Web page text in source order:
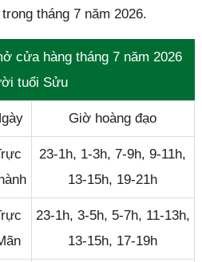
tháng 7 năm 2026.
cửa hàng tháng 7 năm 2026
tuổi Sửu
Giờ hoàng đạo
23-1h, 1-3h, 7-9h, 9-11h,
13-15h, 19-21h
23-1h, 3-5h, 5-7h, 11-13h,
13-15h, 17-19h